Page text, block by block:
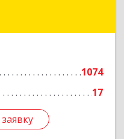
1074
17
область - Кузбасс,